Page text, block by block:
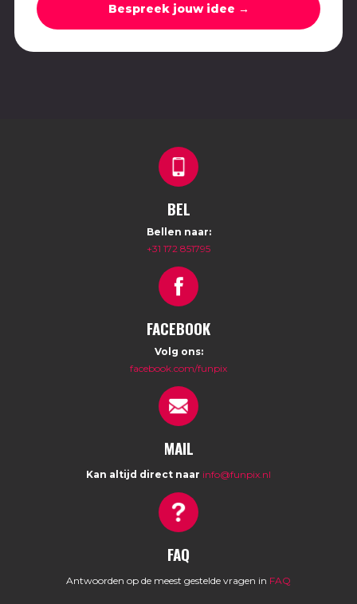
Bespreek jouw idee →
BEL
Bellen naar:
+31 172 851795
FACEBOOK
Volg ons:
facebook.com/funpix
MAIL
Kan altijd direct naar info@funpix.nl
FAQ
Antwoorden op de meest gestelde vragen in FAQ